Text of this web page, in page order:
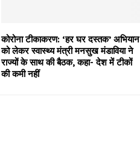
कोरोना टीकाकरण: ‘हर घर दस्तक’ अभियान
को लेकर स्वास्थ्य मंत्री मनसुख मंडाविया ने
राज्यों के साथ की बैठक, कहा- देश में टीकों
की कमी नहीं